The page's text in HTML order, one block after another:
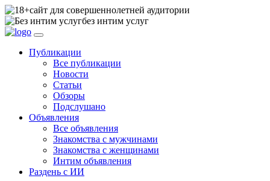
сайт для совершеннолетней аудитории
без интим услуг
Публикации
Все публикации
Новости
Статьи
Обзоры
Подслушано
Объявления
Все объявления
Знакомства с мужчинами
Знакомства с женщинами
Интим объявления
Раздень с ИИ